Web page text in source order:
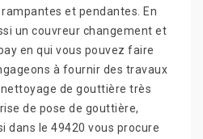
et pendantes. En
un couvreur changement et
en qui vous pouvez faire
à fournir des travaux
de gouttière très
de pose de gouttière,
dans le 49420 vous procure